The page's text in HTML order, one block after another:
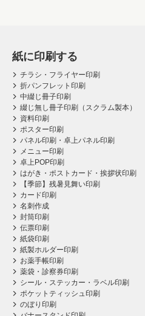
紙に印刷する
チラシ・フライヤー印刷
折パンフレット印刷
中綴じ冊子印刷
綴じ無し冊子印刷（スクラム製本）
資料印刷
ポスター印刷
パネル印刷・卓上パネル印刷
メニュー印刷
卓上POP印刷
はがき・ポストカード・挨拶状印刷
【季節】残暑見舞い印刷
カード印刷
名刺作成
封筒印刷
伝票印刷
紙袋印刷
紙製ホルダー印刷
お薬手帳印刷
薬袋・診察券印刷
シール・ステッカー・ラベル印刷
ポケットティッシュ印刷
のぼり印刷